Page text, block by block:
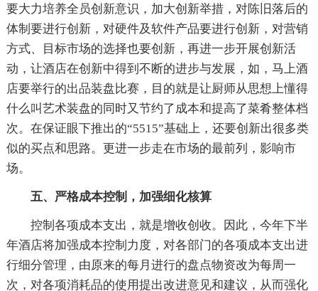
要大力培养全员创新意识，加大创新举措，对陈旧落后的
体制要进行创新，对硬件及软件产品要进行创新，对营销
方式、目标市场的选择也要创新，再进一步开展创新活
动，让酒店在创新中得到不断的进步与发展，如，马上酒
店要举行的出品装盘比赛，目的就是让厨师从思想上懂得
什么叫艺术装盘的同时又节约了成本和提高了菜肴整体档
次。在保证眼下推出的“5515”基础上，还要创新出很多类
似的买点和思路。更进一步走在市场的最前列，影响市
场。
五、严格成本控制，加强细化核算
控制各项成本支出，就是增收创收。因此，今年下半
年酒店将加强成本控制力度，对各部门的各项成本支出进
行细分管理，由原来的每月进行的盘点物资改为每周一
次，对各项消耗品的使用提出改进意见和建议，从而强化